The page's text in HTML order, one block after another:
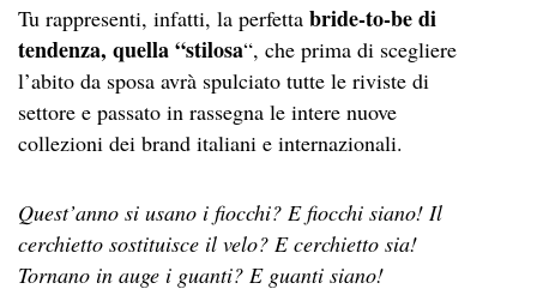
Tu rappresenti, infatti, la perfetta bride-to-be di
tendenza, quella “stilosa“, che prima di scegliere
l’abito da sposa avrà spulciato tutte le riviste di
settore e passato in rassegna le intere nuove
collezioni dei brand italiani e internazionali.
Quest’anno si usano i fiocchi? E fiocchi siano! Il
cerchietto sostituisce il velo? E cerchietto sia!
Tornano in auge i guanti? E guanti siano!